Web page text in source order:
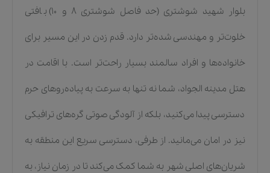
بلوار شهید شوشتری (حد فاصل شوشتری ۸ و ۱۰) بافتی
خلوت‌تر و مهندسی شده‌تر دارد. قدم زدن در این مسیر برای
خانواده‌ها و افراد سالمند بسیار راحت‌تر است. با اقامت در
هتل مدینه الجواد، شما نه تنها به سرعت به پیاده‌روهای حرم
دسترسی پیدا می‌کنید، بلکه از آلودگی صوتی گره‌های ترافیکی
نیز در امان می‌مانید. از طرفی، دسترسی سریع این منطقه به
شریان‌های اصلی شهر به شما کمک می‌کند تا در زمان نیاز، به